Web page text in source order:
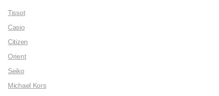
Tissot
Casio
Citizen
Orient
Seiko
Michael Kors